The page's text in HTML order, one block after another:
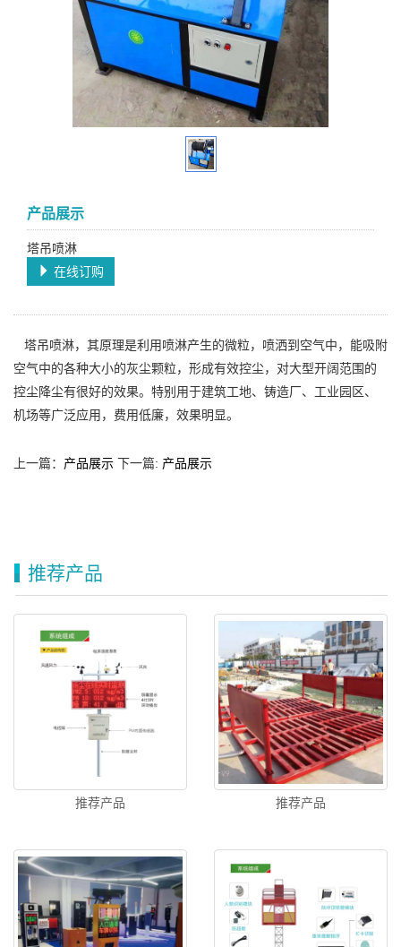
产品展示
塔吊喷淋
在线订购
塔吊喷淋，其原理是利用喷淋产生的微粒，喷洒到空气中，能吸附
空气中的各种大小的灰尘颗粒，形成有效控尘，对大型开阔范围的
控尘降尘有很好的效果。特别用于建筑工地、铸造厂、工业园区、
机场等广泛应用，费用低廉，效果明显。
上一篇： 产品展示 下一篇: 产品展示
推荐产品
推荐产品 推荐产品